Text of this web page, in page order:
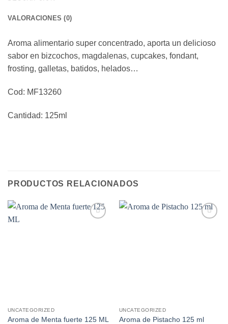
VALORACIONES (0)
Aroma alimentario super concentrado, aporta un delicioso
sabor en bizcochos, magdalenas, cupcakes, fondant,
frosting, galletas, batidos, helados…
Cod: MF13260
Cantidad: 125ml
PRODUCTOS RELACIONADOS
UNCATEGORIZED
Aroma de Menta fuerte 125 ML
UNCATEGORIZED
Aroma de Pistacho 125 ml